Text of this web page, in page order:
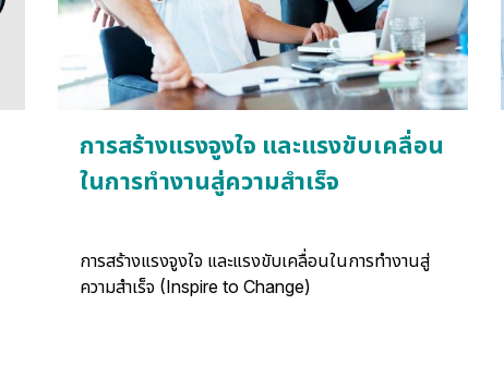
การสร้างแรงจูงใจ และแรงขับเคลื่อน
ในการทำงานสู่ความสำเร็จ
การสร้างแรงจูงใจ และแรงขับเคลื่อนในการทำงานสู่
ความสำเร็จ (Inspire to Change)